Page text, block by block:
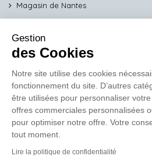
Magasin de Nantes
Magasin de Vannes
Magasin d'Orléans
COMPTOIR PRO
work
Comptoir des Lustres vous propose
Gestion
des Cookies
Notre site utilise des cookies
fonctionnement du site. D’autres
être utilisées pour personnaliser
offres commerciales personnalisées
pour optimiser notre offre. Votre
tout moment.
Lire la politique de confidentialité